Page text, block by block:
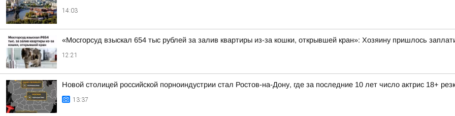
14:03
«Мосгорсуд взыскал 654 тыс рублей за залив квартиры из-за кошки, открывшей кран»: Хозяину пришлось
12:21
Новой столицей российской порноиндустрии стал Ростов-на-Дону, где за последние 10 лет число актрис 18+
13:37